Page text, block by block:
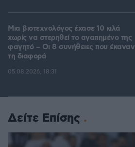
Μια βιοτεχνολόγος έχασε 10 κιλά
χωρίς να στερηθεί το αγαπημένο της
φαγητό – Οι 8 συνήθειες που έκαναν
τη διαφορά
05.08.2026, 18:31
Δείτε Επίσης